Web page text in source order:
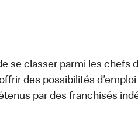
se classer parmi les chefs
des possibilités
par des franchisés